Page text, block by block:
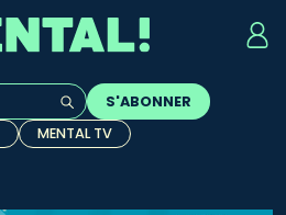
complétion sont
S'ABONNER
MENTAL TV